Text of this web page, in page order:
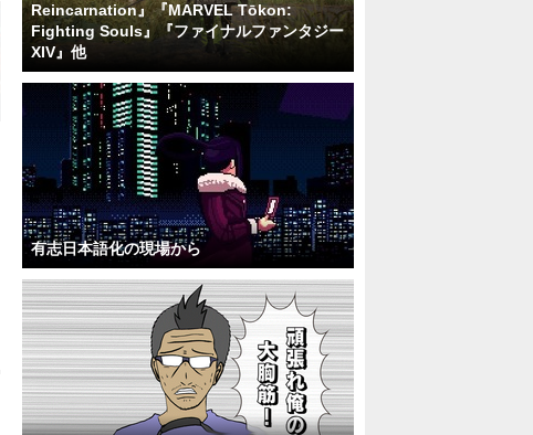
Reincarnation』『MARVEL Tōkon:
Fighting Souls』『ファイナルファンタジー
XIV』他
有志日本語化の現場から